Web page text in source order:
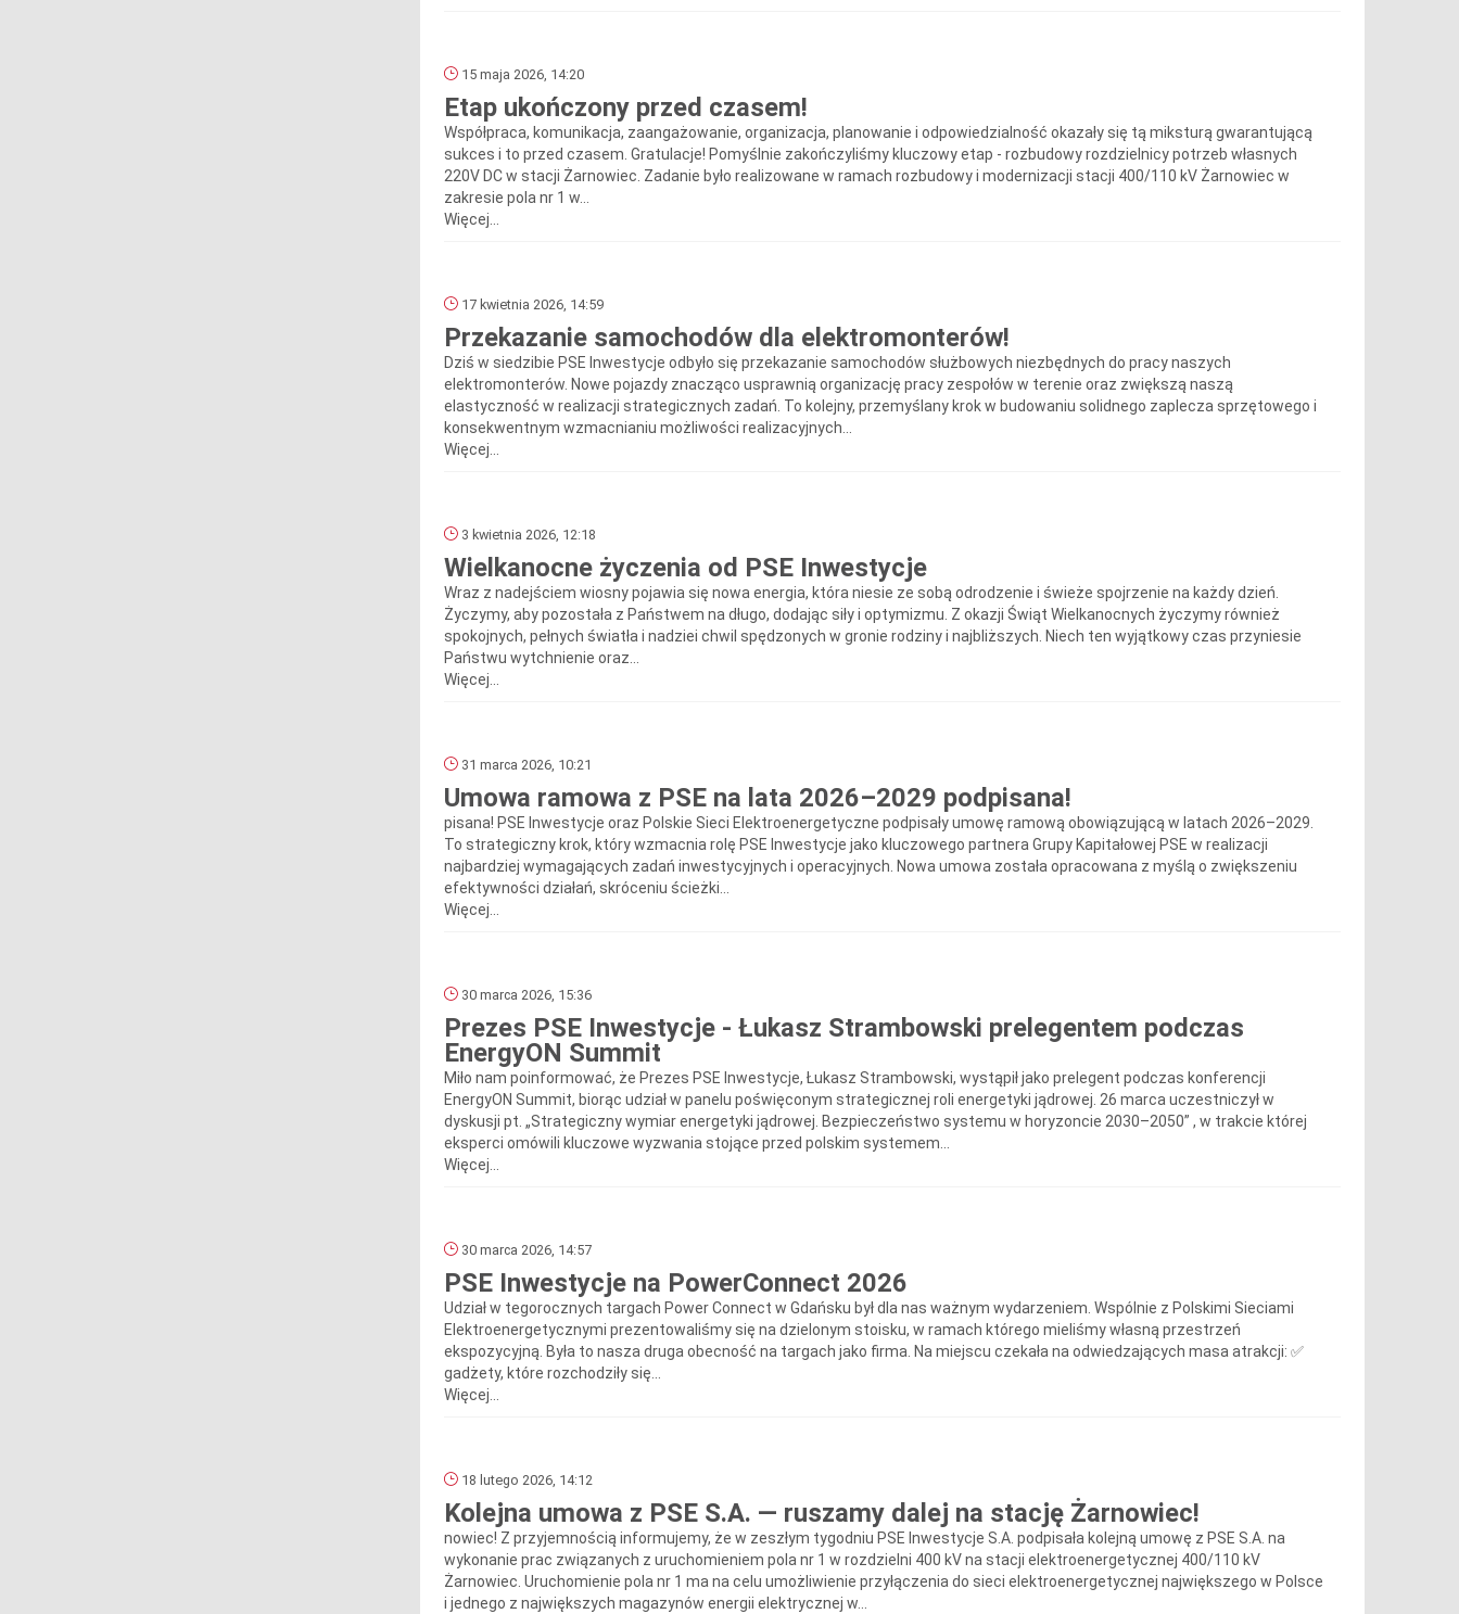
15 maja 2026, 14:20
Etap ukończony przed czasem!
Współpraca, komunikacja, zaangażowanie, organizacja, planowanie i odpowiedzialność okazały się tą miksturą gwarantującą
sukces i to przed czasem. Gratulacje! Pomyślnie zakończyliśmy kluczowy etap - rozbudowy rozdzielnicy potrzeb własnych
220V DC w stacji Żarnowiec. Zadanie było realizowane w ramach rozbudowy i modernizacji stacji 400/110 kV Żarnowiec w
zakresie pola nr 1 w...
Więcej...
17 kwietnia 2026, 14:59
Przekazanie samochodów dla elektromonterów!
Dziś w siedzibie PSE Inwestycje odbyło się przekazanie samochodów służbowych niezbędnych do pracy naszych
elektromonterów. Nowe pojazdy znacząco usprawnią organizację pracy zespołów w terenie oraz zwiększą naszą
elastyczność w realizacji strategicznych zadań. To kolejny, przemyślany krok w budowaniu solidnego zaplecza sprzętowego i
konsekwentnym wzmacnianiu możliwości realizacyjnych...
Więcej...
3 kwietnia 2026, 12:18
Wielkanocne życzenia od PSE Inwestycje
Wraz z nadejściem wiosny pojawia się nowa energia, która niesie ze sobą odrodzenie i świeże spojrzenie na każdy dzień.
Życzymy, aby pozostała z Państwem na długo, dodając siły i optymizmu. Z okazji Świąt Wielkanocnych życzymy również
spokojnych, pełnych światła i nadziei chwil spędzonych w gronie rodziny i najbliższych. Niech ten wyjątkowy czas przyniesie
Państwu wytchnienie oraz...
Więcej...
31 marca 2026, 10:21
Umowa ramowa z PSE na lata 2026–2029 podpisana!
pisana! PSE Inwestycje oraz Polskie Sieci Elektroenergetyczne podpisały umowę ramową obowiązującą w latach 2026–2029.
To strategiczny krok, który wzmacnia rolę PSE Inwestycje jako kluczowego partnera Grupy Kapitałowej PSE w realizacji
najbardziej wymagających zadań inwestycyjnych i operacyjnych. Nowa umowa została opracowana z myślą o zwiększeniu
efektywności działań, skróceniu ścieżki...
Więcej...
30 marca 2026, 15:36
Prezes PSE Inwestycje - Łukasz Strambowski prelegentem podczas
EnergyON Summit
Miło nam poinformować, że Prezes PSE Inwestycje, Łukasz Strambowski, wystąpił jako prelegent podczas konferencji
EnergyON Summit, biorąc udział w panelu poświęconym strategicznej roli energetyki jądrowej. 26 marca uczestniczył w
dyskusji pt. „Strategiczny wymiar energetyki jądrowej. Bezpieczeństwo systemu w horyzoncie 2030–2050” , w trakcie której
eksperci omówili kluczowe wyzwania stojące przed polskim systemem...
Więcej...
30 marca 2026, 14:57
PSE Inwestycje na PowerConnect 2026
Udział w tegorocznych targach Power Connect w Gdańsku był dla nas ważnym wydarzeniem. Wspólnie z Polskimi Sieciami
Elektroenergetycznymi prezentowaliśmy się na dzielonym stoisku, w ramach którego mieliśmy własną przestrzeń
ekspozycyjną. Była to nasza druga obecność na targach jako firma. Na miejscu czekała na odwiedzających masa atrakcji: ✅
gadżety, które rozchodziły się...
Więcej...
18 lutego 2026, 14:12
Kolejna umowa z PSE S.A. — ruszamy dalej na stację Żarnowiec!
nowiec! Z przyjemnością informujemy, że w zeszłym tygodniu PSE Inwestycje S.A. podpisała kolejną umowę z PSE S.A. na
wykonanie prac związanych z uruchomieniem pola nr 1 w rozdzielni 400 kV na stacji elektroenergetycznej 400/110 kV
Żarnowiec. Uruchomienie pola nr 1 ma na celu umożliwienie przyłączenia do sieci elektroenergetycznej największego w Polsce
i jednego z największych magazynów energii elektrycznej w...